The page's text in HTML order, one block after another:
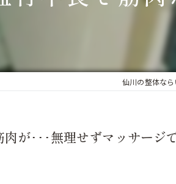
眼精疲労改善コース
仙川の整体な
肉が･･･無理せずマッサージ